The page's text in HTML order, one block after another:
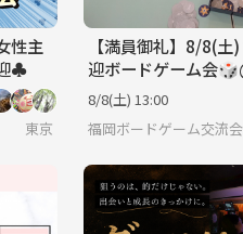
性主
♣
東京
【満員御礼】8/8(
迎ボードゲーム会
8/8(土) 13:00
福岡ボードゲーム交流会